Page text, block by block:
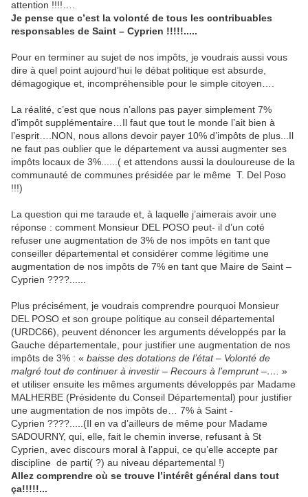
attention !!!!….
Je pense que c’est la volonté de tous les contribuables
responsables de Saint – Cyprien !!!!!.....
Pour en terminer au sujet de nos impôts, je voudrais aussi vous
dire à quel point aujourd’hui le débat politique est absurde,
démagogique et, incompréhensible pour le simple citoyen….
La réalité, c’est que nous n’allons pas payer simplement 7%
d’impôt supplémentaire…Il faut que tout le monde l’ait bien à
l’esprit….NON, nous allons devoir payer 10% d’impôts de plus...Il
ne faut pas oublier que le département va aussi augmenter ses
impôts locaux de 3%......( et attendons aussi la douloureuse de la
communauté de communes présidée par le même T. Del Poso
!!!)
La question qui me taraude et, à laquelle j’aimerais avoir une
réponse : comment Monsieur DEL POSO peut- il d’un coté
refuser une augmentation de 3% de nos impôts en tant que
conseiller départemental et considérer comme légitime une
augmentation de nos impôts de 7% en tant que Maire de Saint –
Cyprien ????......
Plus précisément, je voudrais comprendre pourquoi Monsieur
DEL POSO et son groupe politique au conseil départemental
(URDC66), peuvent dénoncer les arguments développés par la
Gauche départementale, pour justifier une augmentation de nos
impôts de 3% : « baisse des dotations de l’état – Volonté de
malgré tout de continuer à investir – Recours à l’emprunt –…. »
et utiliser ensuite les mêmes arguments développés par Madame
MALHERBE (Présidente du Conseil Départemental) pour justifier
une augmentation de nos impôts de… 7% à Saint -
Cyprien ????.....(Il en va d’ailleurs de même pour Madame
SADOURNY, qui, elle, fait le chemin inverse, refusant à St
Cyprien, avec discours moral à l’appui, ce qu’elle accepte par
discipline de parti( ?) au niveau départemental !)
Allez comprendre où se trouve l’intérêt général dans tout
ça!!!!!...